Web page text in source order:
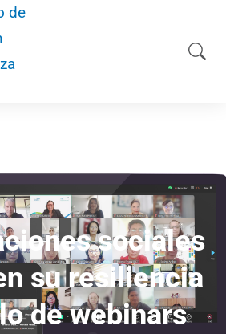
sociales
su resiliencia
de webinars